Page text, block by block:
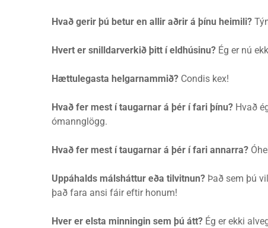
Hvað gerir þú betur en allir aðrir á þínu heimili?
Hvert er snilldarverkið þitt í eldhúsinu? Ég er nú
Hættulegasta helgarnammið? Condis kex!
Hvað fer mest í taugarnar á þér í fari þínu? Hvað
ómannglögg.
Hvað fer mest í taugarnar á þér í fari annarra?
Uppáhalds málsháttur eða tilvitnun? Það sem þú
það fara ansi fáir eftir honum!
Hver er elsta minningin sem þú átt? Ég er ekki